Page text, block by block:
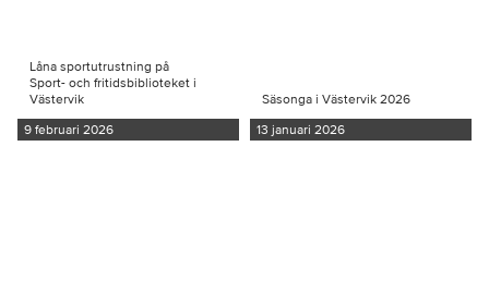
Låna sportutrustning på
Sport- och fritidsbiblioteket i
Västervik
9 februari 2026
Säsonga i Västervik 2026
13 januari 2026